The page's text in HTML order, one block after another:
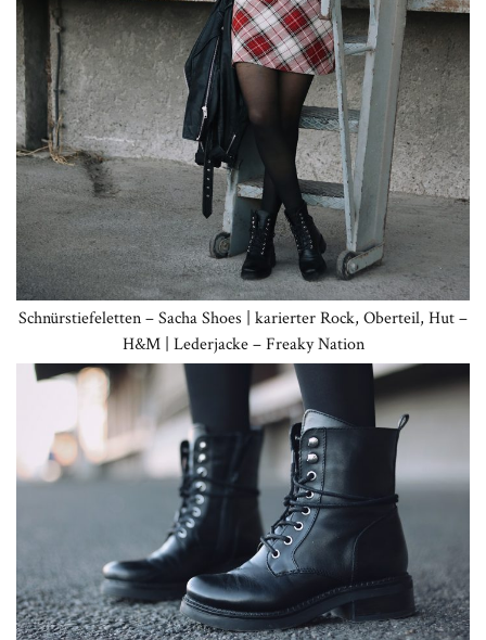
Schnürstiefeletten – Sacha Shoes | karierter Rock, Oberteil, Hut –
H&M | Lederjacke – Freaky Nation